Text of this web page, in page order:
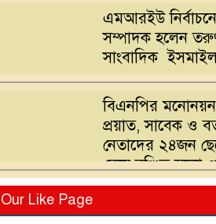
এমআরইউ নির্বাচনে
সম্পাদক হলেন
সাংবাদিক
বিএনপির
প্রয়াত, সাবেক ও
নেতাদের ২৪জন
মেয়ে,বঞ্চিত হলো
দেলোয়ার হোসেনের পুত্র
পরিবর্তনের দাবিতে
Our Like Page